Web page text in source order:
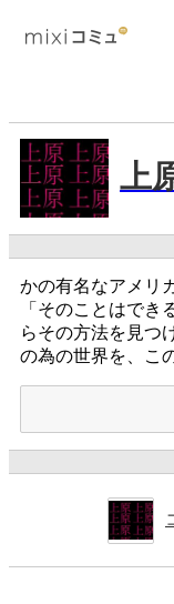
上
かの有名なアメリ
「そのことはで
らその方法を見つ
の為の世界を、こ